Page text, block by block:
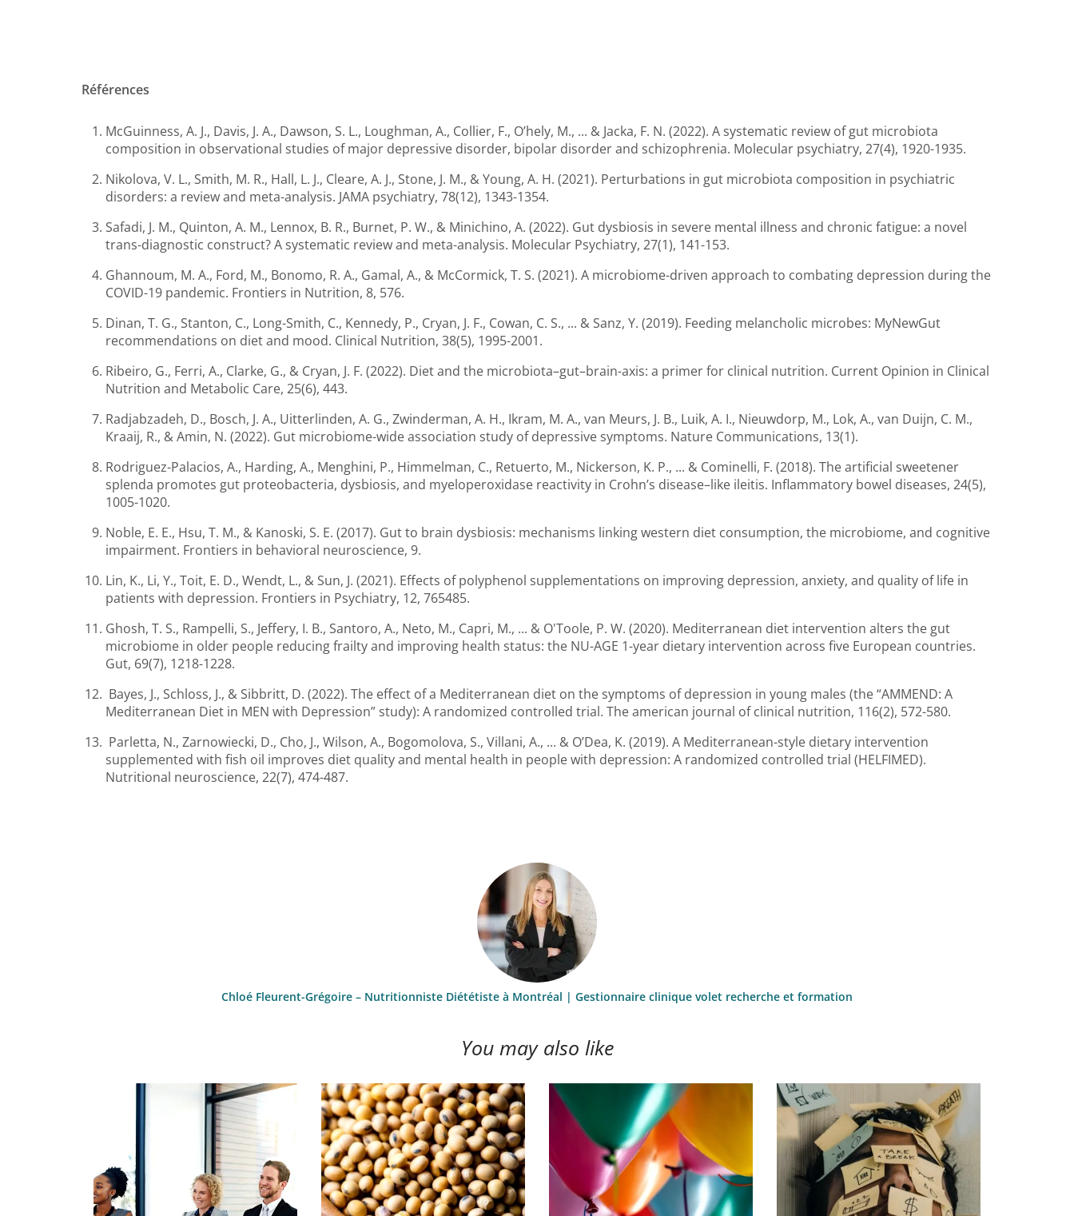
Références
McGuinness, A. J., Davis, J. A., Dawson, S. L., Loughman, A., Collier, F., O’hely, M., ... & Jacka, F. N. (2022). A systematic review of gut microbiota
composition in observational studies of major depressive disorder, bipolar disorder and schizophrenia. Molecular psychiatry, 27(4), 1920-1935.
Nikolova, V. L., Smith, M. R., Hall, L. J., Cleare, A. J., Stone, J. M., & Young, A. H. (2021). Perturbations in gut microbiota composition in psychiatric
disorders: a review and meta-analysis. JAMA psychiatry, 78(12), 1343-1354.
Safadi, J. M., Quinton, A. M., Lennox, B. R., Burnet, P. W., & Minichino, A. (2022). Gut dysbiosis in severe mental illness and chronic fatigue: a novel
trans-diagnostic construct? A systematic review and meta-analysis. Molecular Psychiatry, 27(1), 141-153.
Ghannoum, M. A., Ford, M., Bonomo, R. A., Gamal, A., & McCormick, T. S. (2021). A microbiome-driven approach to combating depression during the
COVID-19 pandemic. Frontiers in Nutrition, 8, 576.
Dinan, T. G., Stanton, C., Long-Smith, C., Kennedy, P., Cryan, J. F., Cowan, C. S., ... & Sanz, Y. (2019). Feeding melancholic microbes: MyNewGut
recommendations on diet and mood. Clinical Nutrition, 38(5), 1995-2001.
Ribeiro, G., Ferri, A., Clarke, G., & Cryan, J. F. (2022). Diet and the microbiota–gut–brain-axis: a primer for clinical nutrition. Current Opinion in Clinical
Nutrition and Metabolic Care, 25(6), 443.
Radjabzadeh, D., Bosch, J. A., Uitterlinden, A. G., Zwinderman, A. H., Ikram, M. A., van Meurs, J. B., Luik, A. I., Nieuwdorp, M., Lok, A., van Duijn, C. M.,
Kraaij, R., & Amin, N. (2022). Gut microbiome-wide association study of depressive symptoms. Nature Communications, 13(1).
Rodriguez-Palacios, A., Harding, A., Menghini, P., Himmelman, C., Retuerto, M., Nickerson, K. P., ... & Cominelli, F. (2018). The artificial sweetener
splenda promotes gut proteobacteria, dysbiosis, and myeloperoxidase reactivity in Crohn’s disease–like ileitis. Inflammatory bowel diseases, 24(5),
1005-1020.
Noble, E. E., Hsu, T. M., & Kanoski, S. E. (2017). Gut to brain dysbiosis: mechanisms linking western diet consumption, the microbiome, and cognitive
impairment. Frontiers in behavioral neuroscience, 9.
Lin, K., Li, Y., Toit, E. D., Wendt, L., & Sun, J. (2021). Effects of polyphenol supplementations on improving depression, anxiety, and quality of life in
patients with depression. Frontiers in Psychiatry, 12, 765485.
Ghosh, T. S., Rampelli, S., Jeffery, I. B., Santoro, A., Neto, M., Capri, M., ... & O'Toole, P. W. (2020). Mediterranean diet intervention alters the gut
microbiome in older people reducing frailty and improving health status: the NU-AGE 1-year dietary intervention across five European countries.
Gut, 69(7), 1218-1228.
Bayes, J., Schloss, J., & Sibbritt, D. (2022). The effect of a Mediterranean diet on the symptoms of depression in young males (the “AMMEND: A
Mediterranean Diet in MEN with Depression” study): A randomized controlled trial. The american journal of clinical nutrition, 116(2), 572-580.
Parletta, N., Zarnowiecki, D., Cho, J., Wilson, A., Bogomolova, S., Villani, A., ... & O’Dea, K. (2019). A Mediterranean-style dietary intervention
supplemented with fish oil improves diet quality and mental health in people with depression: A randomized controlled trial (HELFIMED).
Nutritional neuroscience, 22(7), 474-487.
Chloé Fleurent-Grégoire – Nutritionniste Diététiste à Montréal | Gestionnaire clinique volet recherche et formation
You may also like